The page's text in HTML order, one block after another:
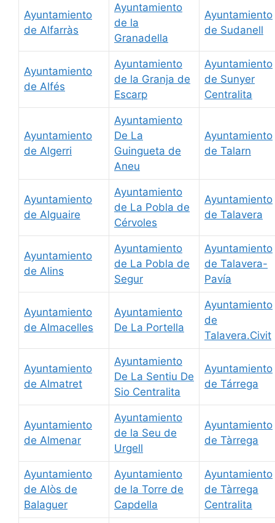
Ayuntamiento
de Alfarràs
Ayuntamiento
de la
Granadella
Ayuntamiento
de Sudanell
Ayuntamiento
de Alfés
Ayuntamiento
de la Granja de
Escarp
Ayuntamiento
de Sunyer
Centralita
Ayuntamiento
de Algerri
Ayuntamiento
De La
Guingueta de
Aneu
Ayuntamiento
de Talarn
Ayuntamiento
de Alguaire
Ayuntamiento
de La Pobla de
Cérvoles
Ayuntamiento
de Talavera
Ayuntamiento
de Alins
Ayuntamiento
de La Pobla de
Segur
Ayuntamiento
de Talavera-
Pavía
Ayuntamiento
de Almacelles
Ayuntamiento
De La Portella
Ayuntamiento
de
Talavera.Civit
Ayuntamiento
de Almatret
Ayuntamiento
De La Sentiu De
Sio Centralita
Ayuntamiento
de Tárrega
Ayuntamiento
de Almenar
Ayuntamiento
de la Seu de
Urgell
Ayuntamiento
de Tàrrega
Ayuntamiento
de Alòs de
Balaguer
Ayuntamiento
de la Torre de
Capdella
Ayuntamiento
de Tàrrega
Centralita